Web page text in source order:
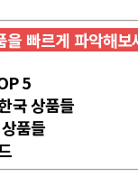
빠르게 파악해보
5
국 상품들
품들